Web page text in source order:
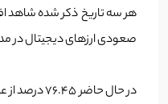
هر سه تاریخ ذکر شده شاهد
صعودی ارزهای دیجیتال در
در حال حاضر